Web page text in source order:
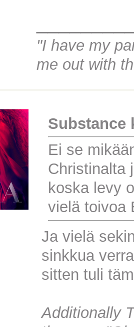
"I have my
me out with
Substance
Ei se
Christinalta
koska levy
vielä toivoa
Ja vielä
sinkkua
sitten tuli
Additionally